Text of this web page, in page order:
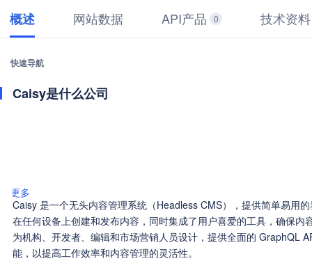
概述 网站数据 API产品 0 技术资料
快速导航
Caisy是什么公司
更多
Caisy 是一个无头内容管理系统（Headless CMS），提供简单易用
在任何设备上创建和发布内容，同时集成了用户喜爱的工具，确保内
为机构、开发者、编辑和市场营销人员设计，提供全面的 GraphQL
能，以提高工作效率和内容管理的灵活性。